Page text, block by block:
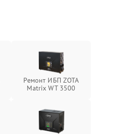
Ремонт ИБП ZOTA
Matrix WT 3500